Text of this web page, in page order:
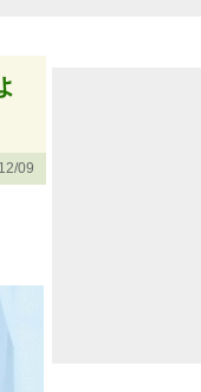
09